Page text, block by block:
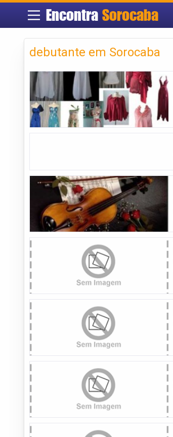
Encontra Sorocaba
debutante em Sorocaba